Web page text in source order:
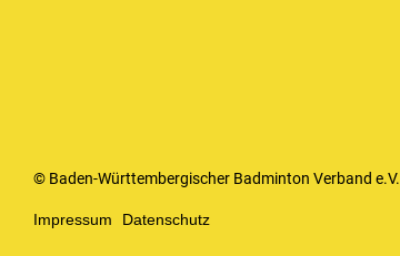
© Baden-Württembergischer Badminton Verband e.V.
Impressum Datenschutz